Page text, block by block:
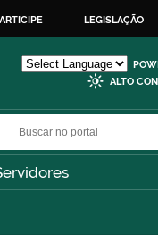
LEGISLAÇÃO
ALTO